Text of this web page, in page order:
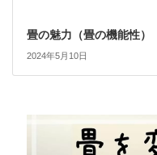
畳の魅力（畳の機能性）
2024年5月10日